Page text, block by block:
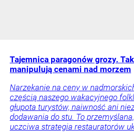
Tajemnica paragonów grozy.
manipulują cenami nad morzem
Narzekanie na ceny w
częścią naszego wakacyjnego
głupota turystów, naiwność ani
dodawania do stu. To
uczciwa strategia restauratorów